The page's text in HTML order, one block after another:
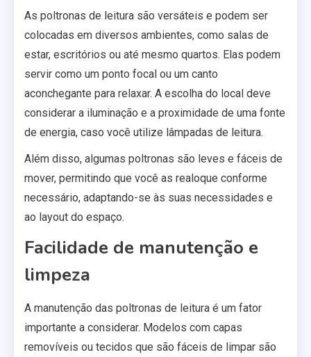
As poltronas de leitura são versáteis e podem ser
colocadas em diversos ambientes, como salas de
estar, escritórios ou até mesmo quartos. Elas podem
servir como um ponto focal ou um canto
aconchegante para relaxar. A escolha do local deve
considerar a iluminação e a proximidade de uma fonte
de energia, caso você utilize lâmpadas de leitura.
Além disso, algumas poltronas são leves e fáceis de
mover, permitindo que você as realoque conforme
necessário, adaptando-se às suas necessidades e
ao layout do espaço.
Facilidade de manutenção e
limpeza
A manutenção das poltronas de leitura é um fator
importante a considerar. Modelos com capas
removíveis ou tecidos que são fáceis de limpar são